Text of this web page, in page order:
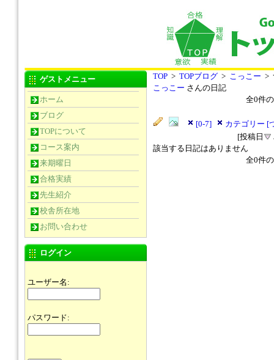
ゲストメニュー
ホーム
ブログ
TOPについて
コース案内
来期曜日
合格実績
先生紹介
校舎所在地
お問い合わせ
ログイン
ユーザー名:
パスワード:
TOP > TOPブログ > こっこー >
こっこー さんの日記
全0件
[0-7]
カテゴリー [
[投稿日
該当する日記はありません
全0件